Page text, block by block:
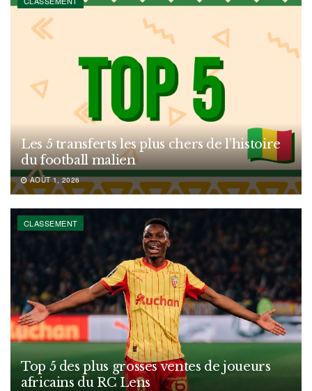
Les 5 transferts les plus chers de l’histoire
du football malien
AOÛT 1, 2026
CLASSEMENT
Top 5 des plus grosses ventes de joueurs
africains du RC Lens